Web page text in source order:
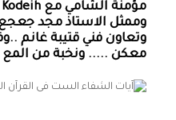
وممثل الاستاذ مجد
وتعاون فني قتيبة غانم
معكن ..... ونخبة من المع